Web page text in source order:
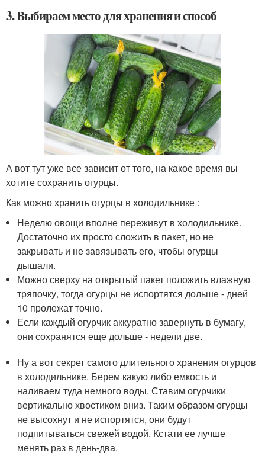
3. Выбираем место для хранения и способ
А вот тут уже все зависит от того, на какое время вы
хотите сохранить огурцы.
Как можно хранить огурцы в холодильнике :
Неделю овощи вполне переживут в холодильнике.
Достаточно их просто сложить в пакет, но не
закрывать и не завязывать его, чтобы огурцы
дышали.
Можно сверху на открытый пакет положить влажную
тряпочку, тогда огурцы не испортятся дольше - дней
10 пролежат точно.
Если каждый огурчик аккуратно завернуть в бумагу,
они сохранятся еще дольше - недели две.
Ну а вот секрет самого длительного хранения огурцов
в холодильнике. Берем какую либо емкость и
наливаем туда немного воды. Ставим огурчики
вертикально хвостиком вниз. Таким образом огурцы
не высохнут и не испортятся, они будут
подпитываться свежей водой. Кстати ее лучше
менять раз в день-два.